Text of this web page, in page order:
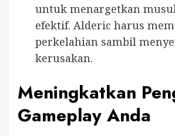
untuk menargetkan
efektif. Alderic harus
perkelahian sambil
kerusakan.
Meningkatkan
Gameplay Anda